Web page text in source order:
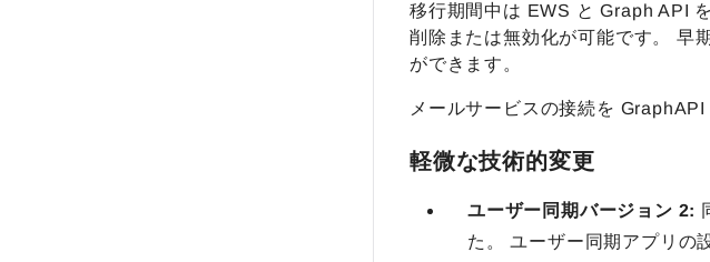
移行期間中は EWS と Graph API
削除または無効化が可能です。 早
ができます。
メールサービスの接続を
軽微な技術的変更
ユーザー同期バージョン 2:
た。 ユーザー同期アプリの